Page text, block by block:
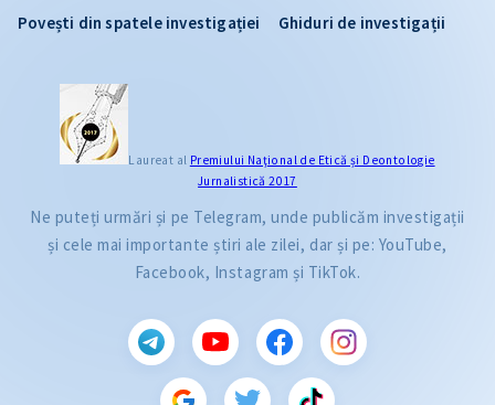
Povești din spatele investigației
Ghiduri de investigații
Laureat al Premiului Naţional de Etică și Deontologie
Jurnalistică 2017
Ne puteți urmări și pe Telegram, unde publicăm investigații
și cele mai importante știri ale zilei, dar și pe: YouTube,
Facebook, Instagram și TikTok.